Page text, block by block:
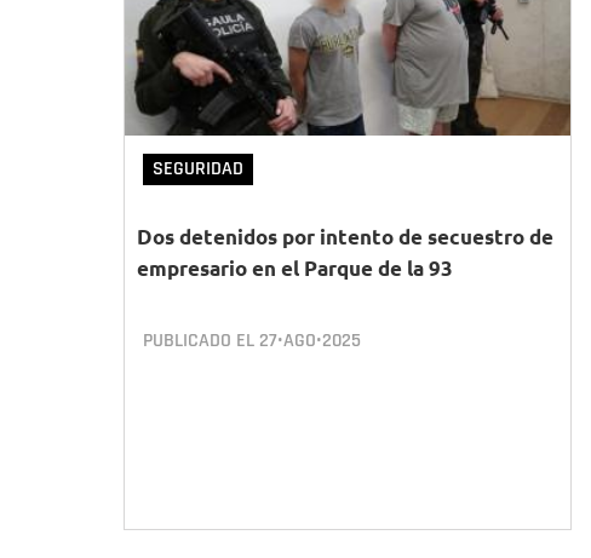
SEGURIDAD
Dos detenidos por intento de secuestro de
empresario en el Parque de la 93
PUBLICADO EL 27•AGO•2025